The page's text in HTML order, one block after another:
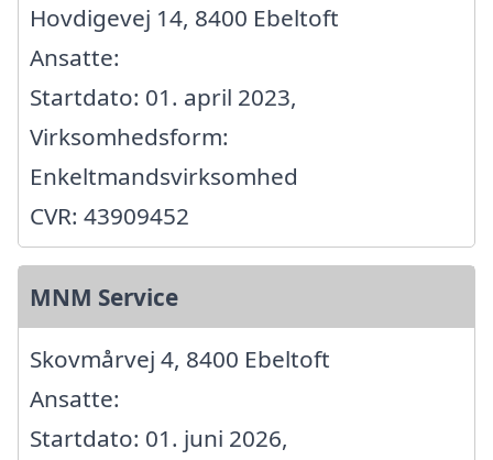
Hovdigevej 14, 8400 Ebeltoft
Ansatte:
Startdato: 01. april 2023,
Virksomhedsform:
Enkeltmandsvirksomhed
CVR: 43909452
MNM Service
Skovmårvej 4, 8400 Ebeltoft
Ansatte:
Startdato: 01. juni 2026,